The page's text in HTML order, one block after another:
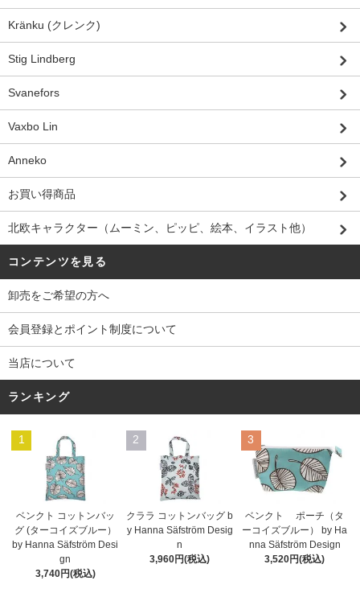
Kränku (クレンク)
Stig Lindberg
Svanefors
Vaxbo Lin
Anneko
お買い得商品
北欧キャラクター（ムーミン、ピッピ、絵本、イラスト他）
コンテンツを見る
卸売をご希望の方へ
会員登録とポイント制度について
当店について
ランキング
1
ベンクト コットンバッ
グ (ターコイズブルー）
by Hanna Säfström Desi
gn
3,740円(税込)
2
クララ コットンバッグ b
y Hanna Säfström Desig
n
3,960円(税込)
3
ベンクト ポーチ（タ
ーコイズブルー） by Ha
nna Säfström Design
3,520円(税込)